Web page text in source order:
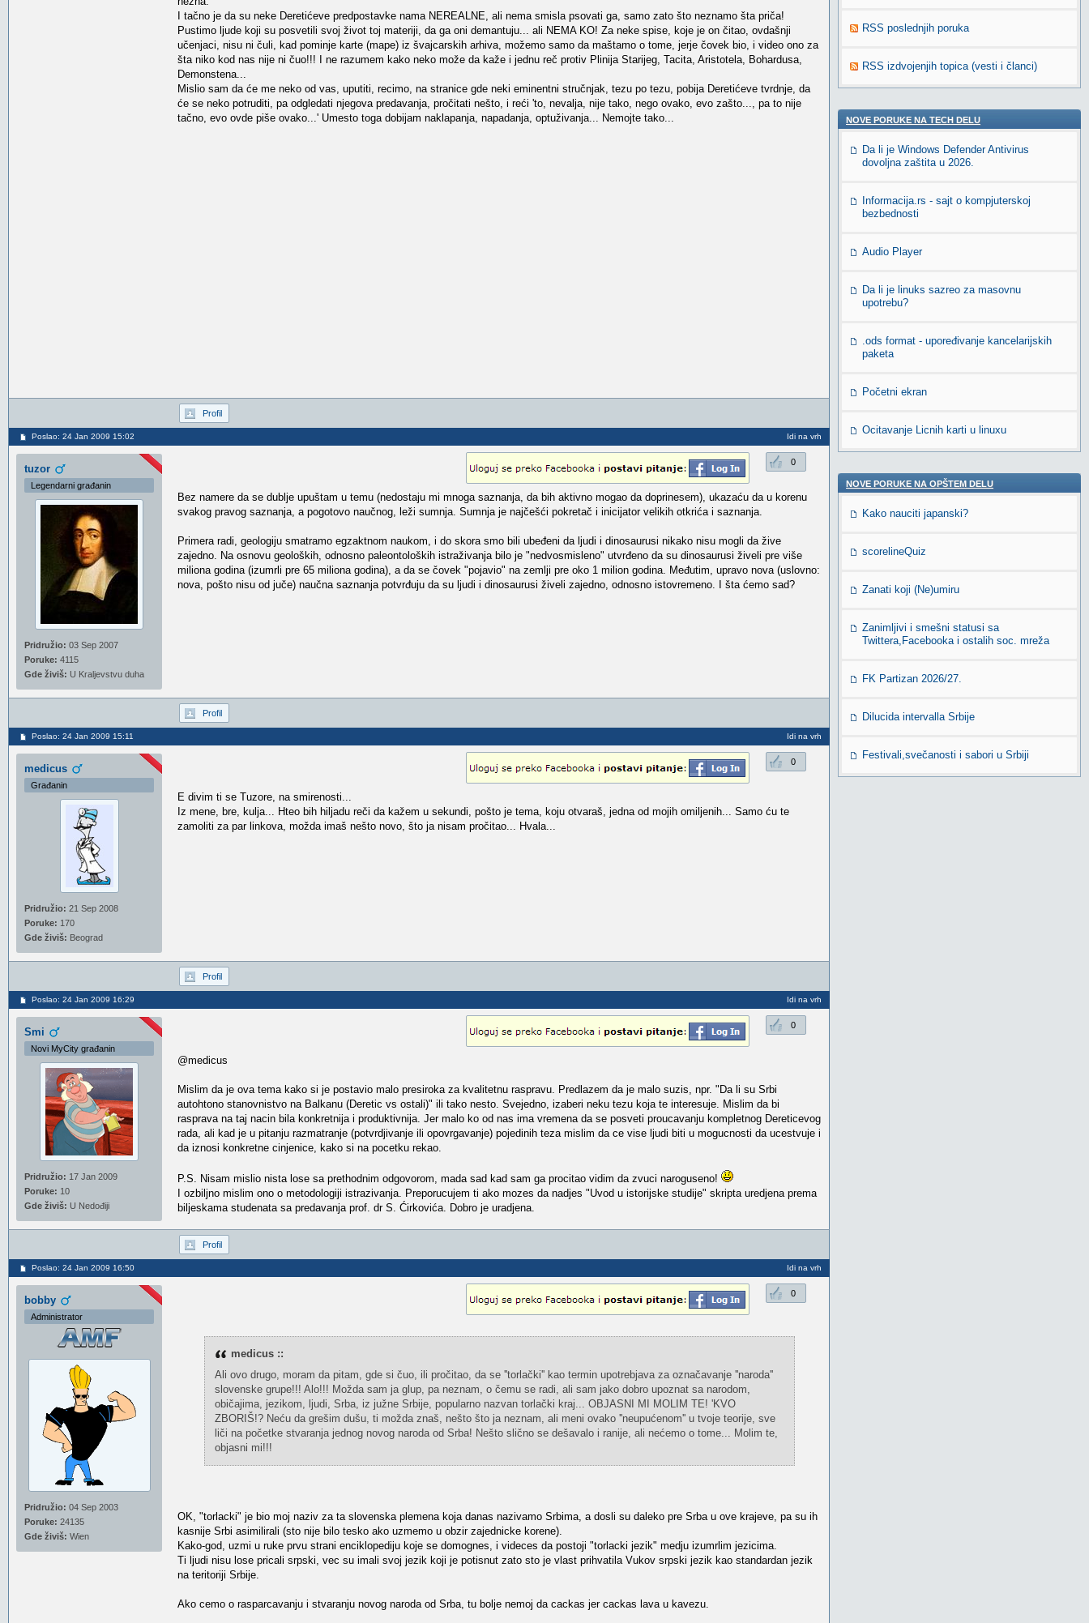
I tačno je da su neke Deretićeve predpostavke nama NEREALNE, ali nema smisla psovati ga, samo zato što neznamo šta priča!
Pustimo ljude koji su posvetili svoj život toj materiji, da ga oni demantuju... ali NEMA KO! Za neke spise, koje je on čitao, ovdašnji
učenjaci, nisu ni čuli, kad pominje karte (mape) iz švajcarskih arhiva, možemo samo da maštamo o tome, jerje čovek bio, i video ono za
šta niko kod nas nije ni čuo!!! I ne razumem kako neko može da kaže i jednu reč protiv Plinija Starijeg, Tacita, Aristotela, Bohardusa,
Demonstena...
Mislio sam da će me neko od vas, uputiti, recimo, na stranice gde neki eminentni stručnjak, tezu po tezu, pobija Deretićeve tvrdnje, da
će se neko potruditi, pa odgledati njegova predavanja, pročitati nešto, i reći 'to, nevalja, nije tako, nego ovako, evo zašto..., pa to nije
tačno, evo ovde piše ovako...' Umesto toga dobijam naklapanja, napadanja, optuživanja... Nemojte tako...
Profil
Poslao: 24 Jan 2009 15:02 Idi na vrh
tuzor
Legendarni građanin
Pridružio: 03 Sep 2007
Poruke: 4115
Gde živiš: U Kraljevstvu duha
0
Bez namere da se dublje upuštam u temu (nedostaju mi mnoga saznanja, da bih aktivno mogao da doprinesem), ukazaću da u korenu
svakog pravog saznanja, a pogotovo naučnog, leži sumnja. Sumnja je najčešći pokretač i inicijator velikih otkrića i saznanja.
Primera radi, geologiju smatramo egzaktnom naukom, i do skora smo bili ubeđeni da ljudi i dinosaurusi nikako nisu mogli da žive
zajedno. Na osnovu geoloških, odnosno paleontoloških istraživanja bilo je "nedvosmisleno" utvrđeno da su dinosaurusi živeli pre više
miliona godina (izumrli pre 65 miliona godina), a da se čovek "pojavio" na zemlji pre oko 1 milion godina. Međutim, upravo nova (uslovno:
nova, pošto nisu od juče) naučna saznanja potvrđuju da su ljudi i dinosaurusi živeli zajedno, odnosno istovremeno. I šta ćemo sad?
Profil
Poslao: 24 Jan 2009 15:11 Idi na vrh
medicus
Građanin
Pridružio: 21 Sep 2008
Poruke: 170
Gde živiš: Beograd
0
E divim ti se Tuzore, na smirenosti...
Iz mene, bre, kulja... Hteo bih hiljadu reči da kažem u sekundi, pošto je tema, koju otvaraš, jedna od mojih omiljenih... Samo ću te
zamoliti za par linkova, možda imaš nešto novo, što ja nisam pročitao... Hvala...
Profil
Poslao: 24 Jan 2009 16:29 Idi na vrh
Smi
Novi MyCity građanin
Pridružio: 17 Jan 2009
Poruke: 10
Gde živiš: U Nedođiji
0
@medicus
Mislim da je ova tema kako si je postavio malo presiroka za kvalitetnu raspravu. Predlazem da je malo suzis, npr. "Da li su Srbi
autohtono stanovnistvo na Balkanu (Deretic vs ostali)" ili tako nesto. Svejedno, izaberi neku tezu koja te interesuje. Mislim da bi
rasprava na taj nacin bila konkretnija i produktivnija. Jer malo ko od nas ima vremena da se posveti proucavanju kompletnog Dereticevog
rada, ali kad je u pitanju razmatranje (potvrdjivanje ili opovrgavanje) pojedinih teza mislim da ce vise ljudi biti u mogucnosti da ucestvuje i
da iznosi konkretne cinjenice, kako si na pocetku rekao.
P.S. Nisam mislio nista lose sa prethodnim odgovorom, mada sad kad sam ga procitao vidim da zvuci naroguseno!
I ozbiljno mislim ono o metodologiji istrazivanja. Preporucujem ti ako mozes da nadjes "Uvod u istorijske studije" skripta uredjena prema
biljeskama studenata sa predavanja prof. dr S. Ćirkovića. Dobro je uradjena.
Profil
Poslao: 24 Jan 2009 16:50 Idi na vrh
bobby
Administrator
Pridružio: 04 Sep 2003
Poruke: 24135
Gde živiš: Wien
0
medicus ::
Ali ovo drugo, moram da pitam, gde si čuo, ili pročitao, da se ''torlački'' kao termin upotrebjava za označavanje ''naroda''
slovenske grupe!!! Alo!!! Možda sam ja glup, pa neznam, o čemu se radi, ali sam jako dobro upoznat sa narodom,
običajima, jezikom, ljudi, Srba, iz južne Srbije, popularno nazvan torlački kraj... OBJASNI MI MOLIM TE! 'KVO
ZBORIŠ!? Neću da grešim dušu, ti možda znaš, nešto što ja neznam, ali meni ovako ''neupućenom'' u tvoje teorije, sve
liči na početke stvaranja jednog novog naroda od Srba! Nešto slično se dešavalo i ranije, ali nećemo o tome... Molim te,
objasni mi!!!
OK, "torlacki" je bio moj naziv za ta slovenska plemena koja danas nazivamo Srbima, a dosli su daleko pre Srba u ove krajeve, pa su ih
kasnije Srbi asimilirali (sto nije bilo tesko ako uzmemo u obzir zajednicke korene).
Kako-god, uzmi u ruke prvu strani enciklopediju koje se domognes, i videces da postoji "torlacki jezik" medju izumrlim jezicima.
Ti ljudi nisu lose pricali srpski, vec su imali svoj jezik koji je potisnut zato sto je vlast prihvatila Vukov srpski jezik kao standardan jezik
na teritoriji Srbije.
Ako cemo o rasparcavanju i stvaranju novog naroda od Srba, tu bolje nemoj da cackas jer cackas lava u kavezu.
RSS poslednjih poruka
RSS izdvojenjih topica (vesti i članci)
NOVE PORUKE NA TECH DELU
Da li je Windows Defender Antivirus
dovoljna zaštita u 2026.
Informacija.rs - sajt o kompjuterskoj
bezbednosti
Audio Player
Da li je linuks sazreo za masovnu
upotrebu?
.ods format - upoređivanje kancelarijskih
paketa
Početni ekran
Ocitavanje Licnih karti u linuxu
NOVE PORUKE NA OPŠTEM DELU
Kako nauciti japanski?
scorelineQuiz
Zanati koji (Ne)umiru
Zanimljivi i smešni statusi sa
Twittera,Facebooka i ostalih soc. mreža
FK Partizan 2026/27.
Dilucida intervalla Srbije
Festivali,svečanosti i sabori u Srbiji